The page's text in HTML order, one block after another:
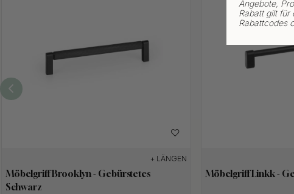
+ LÄNGEN
Möbelgriff Brooklyn - Gebürstetes
Schwarz
Möbelgriff Linkk -
Angebote,
Rabatt gilt für
Rabattcodes